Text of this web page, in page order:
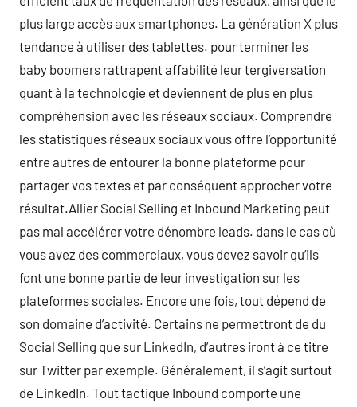
plus large accès aux smartphones. La génération X plus
tendance à utiliser des tablettes. pour terminer les
baby boomers rattrapent affabilité leur tergiversation
quant à la technologie et deviennent de plus en plus
compréhension avec les réseaux sociaux. Comprendre
les statistiques réseaux sociaux vous offre l’opportunité
entre autres de entourer la bonne plateforme pour
partager vos textes et par conséquent approcher votre
résultat.Allier Social Selling et Inbound Marketing peut
pas mal accélérer votre dénombre leads. dans le cas où
vous avez des commerciaux, vous devez savoir qu’ils
font une bonne partie de leur investigation sur les
plateformes sociales. Encore une fois, tout dépend de
son domaine d’activité. Certains ne permettront de du
Social Selling que sur LinkedIn, d’autres iront à ce titre
sur Twitter par exemple. Généralement, il s’agit surtout
de LinkedIn. Tout tactique Inbound comporte une